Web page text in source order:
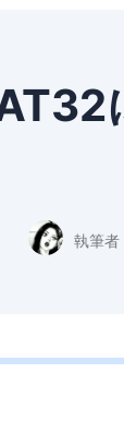
執筆者